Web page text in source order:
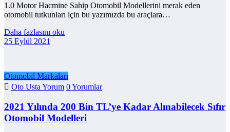
1.0 Motor Hacmine Sahip Otomobil Modellerini merak eden
otomobil tutkunları için bu yazımızda bu araçlara…
Daha fazlasını oku
25 Eylül 2021
Otomobil Markaları
Oto Usta Yorum 0 Yorumlar
2021 Yılında 200 Bin TL’ye Kadar Alınabilecek Sıfır
Otomobil Modelleri